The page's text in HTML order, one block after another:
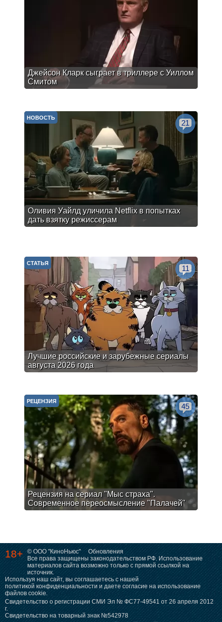
Джейсон Кларк сыграет в триллере с Уиллом
Смитом
Оливия Уайлд уличила Netflix в попытках
дать взятку режиссерам
НОВОСТЬ
21
Лучшие российские и зарубежные сериалы
августа 2026 года
СТАТЬЯ
11
Рецензия на сериал "Мыс страха".
Современное переосмысление "Палачей"
РЕЦЕНЗИЯ
45
18+ © ООО "КиноНьюс"
Обновления
Все права защищены законодательством РФ. Использование
материалов сайта возможно только с прямой ссылкой на
источник.
Используя наш сайт, вы соглашаетесь с нашей
политикой конфиденциальности и даете согласие на использование
файлов cookie.
Свидетельство о регистрации СМИ Эл № ФС77-49541 от 26 апреля 2012
г.
Свидетельство на товарный знак №542978